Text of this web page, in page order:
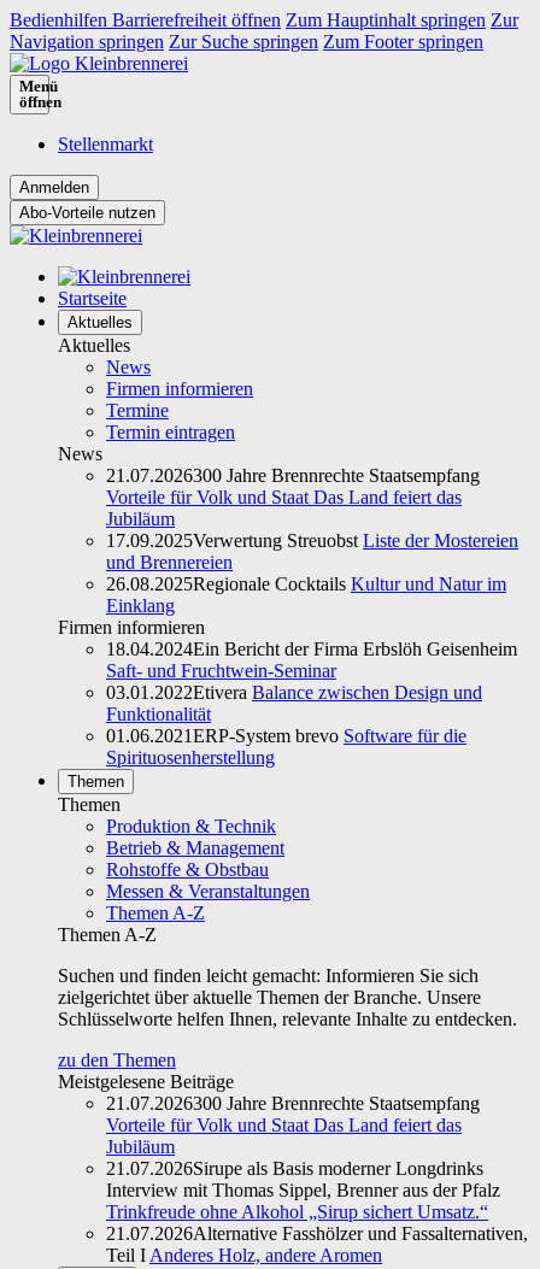
Bedienhilfen Barrierefreiheit öffnen Zum Hauptinhalt springen Zur
Navigation springen Zur Suche springen Zum Footer springen
Menü
öffnen
Stellenmarkt
Abo-Vorteile nutzen
Startseite
Aktuelles
Aktuelles
News
Firmen informieren
Termine
Termin eintragen
News
21.07.2026300 Jahre Brennrechte Staatsempfang
Vorteile für Volk und Staat Das Land feiert das
Jubiläum
17.09.2025Verwertung Streuobst Liste der Mostereien
und Brennereien
26.08.2025Regionale Cocktails Kultur und Natur im
Einklang
Firmen informieren
18.04.2024Ein Bericht der Firma Erbslöh Geisenheim
Saft- und Fruchtwein-Seminar
03.01.2022Etivera Balance zwischen Design und
Funktionalität
01.06.2021ERP-System brevo Software für die
Spirituosenherstellung
Themen
Themen
Produktion & Technik
Betrieb & Management
Rohstoffe & Obstbau
Messen & Veranstaltungen
Themen A-Z
Themen A-Z
Suchen und finden leicht gemacht: Informieren Sie sich
zielgerichtet über aktuelle Themen der Branche. Unsere
Schlüsselworte helfen Ihnen, relevante Inhalte zu entdecken.
zu den Themen
Meistgelesene Beiträge
21.07.2026300 Jahre Brennrechte Staatsempfang
Vorteile für Volk und Staat Das Land feiert das
Jubiläum
21.07.2026Sirupe als Basis moderner Longdrinks
Interview mit Thomas Sippel, Brenner aus der Pfalz
Trinkfreude ohne Alkohol „Sirup sichert Umsatz.“
21.07.2026Alternative Fasshölzer und Fassalternativen,
Teil I Anderes Holz, andere Aromen